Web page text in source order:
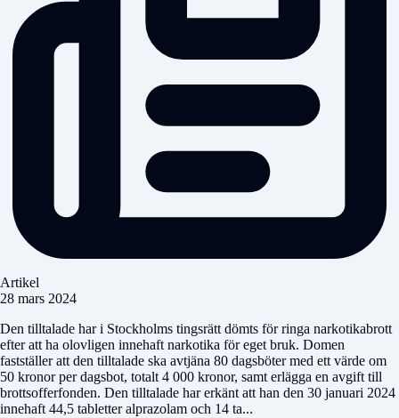
Artikel
28 mars 2024
Den tilltalade har i Stockholms tingsrätt dömts för ringa narkotikabrott
efter att ha olovligen innehaft narkotika för eget bruk. Domen
fastställer att den tilltalade ska avtjäna 80 dagsböter med ett värde om
50 kronor per dagsbot, totalt 4 000 kronor, samt erlägga en avgift till
brottsofferfonden. Den tilltalade har erkänt att han den 30 januari 2024
innehaft 44,5 tabletter alprazolam och 14 ta...